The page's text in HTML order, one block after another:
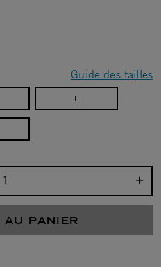
Guide des tailles
L
AU PANIER